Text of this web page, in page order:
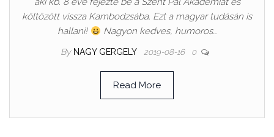
költözött vissza Kambodzsába. Ezt a magyar tudásán is
hallani!
Nagyon kedves, humoros…
By NAGY GERGELY 2019-08-16 0
Read More